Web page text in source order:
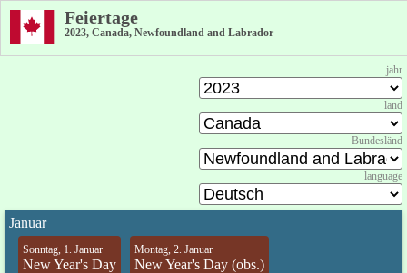
Feiertage
2023, Canada, Newfoundland and Labrador
jahr
land
Bundesländ
language
Januar
Sonntag, 1. Januar
New Year's Day
Montag, 2. Januar
New Year's Day (obs.)